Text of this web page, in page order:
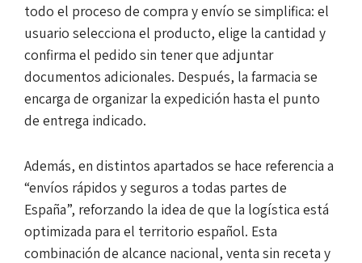
todo el proceso de compra y envío se simplifica: el
usuario selecciona el producto, elige la cantidad y
confirma el pedido sin tener que adjuntar
documentos adicionales. Después, la farmacia se
encarga de organizar la expedición hasta el punto
de entrega indicado.
Además, en distintos apartados se hace referencia a
“envíos rápidos y seguros a todas partes de
España”, reforzando la idea de que la logística está
optimizada para el territorio español. Esta
combinación de alcance nacional, venta sin receta y